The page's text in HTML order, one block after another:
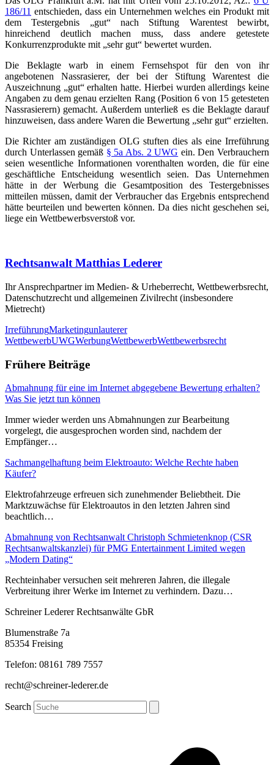
186/11 entschieden, dass ein Unternehmen welches ein Produkt mit
dem Testergebnis „gut“ nach Stiftung Warentest bewirbt,
hinreichend deutlich machen muss, dass andere getestete
Konkurrenzprodukte mit „sehr gut“ bewertet wurden.
Die Beklagte warb in einem Fernsehspot für den von ihr
angebotenen Nassrasierer, der bei der Stiftung Warentest die
Auszeichnung „gut“ erhalten hatte. Hierbei wurden allerdings keine
Angaben zu dem genau erzielten Rang (Position 6 von 15 getesteten
Nassrasierern) gemacht. Außerdem unterließ es die Beklagte darauf
hinzuweisen, dass andere Waren die Bewertung „sehr gut“ erzielten.
Die Richter am zuständigen OLG stuften dies als eine Irreführung
durch Unterlassen gemäß § 5a Abs. 2 UWG ein. Den Verbrauchern
seien wesentliche Informationen vorenthalten worden, die für eine
geschäftliche Entscheidung wesentlich seien. Das Unternehmen
hätte in der Werbung die Gesamtposition des Testergebnisses
mitteilen müssen, damit der Verbraucher das Ergebnis entsprechend
hätte beurteilen und bewerten können. Da dies nicht geschehen sei,
liege ein Wettbewerbsverstoß vor.
Rechtsanwalt Matthias Lederer
Ihr Ansprechpartner im Medien- & Urheberrecht, Wettbewerbsrecht,
Datenschutzrecht und allgemeinen Zivilrecht (insbesondere
Mietrecht)
IrreführungMarketingunlauterer
WettbewerbUWGWerbungWettbewerbWettbewerbsrecht
Frühere Beiträge
Abmahnung für eine im Internet abgegebene Bewertung erhalten?
Was Sie jetzt tun können
Immer wieder werden uns Abmahnungen zur Bearbeitung
vorgelegt, die ausgesprochen worden sind, nachdem der
Empfänger…
Sachmangelhaftung beim Elektroauto: Welche Rechte haben
Käufer?
Elektrofahrzeuge erfreuen sich zunehmender Beliebtheit. Die
Marktzuwächse für Elektroautos in den letzten Jahren sind
beachtlich…
Abmahnung von Rechtsanwalt Christoph Schmietenknop (CSR
Rechtsanwaltskanzlei) für PMG Entertainment Limited wegen
„Modern Dating“
Rechteinhaber versuchen seit mehreren Jahren, die illegale
Verbreitung ihrer Werke im Internet zu verhindern. Dazu…
Schreiner Lederer Rechtsanwälte GbR
Blumenstraße 7a
85354 Freising
Telefon: 08161 789 7557
recht@schreiner-lederer.de
Search